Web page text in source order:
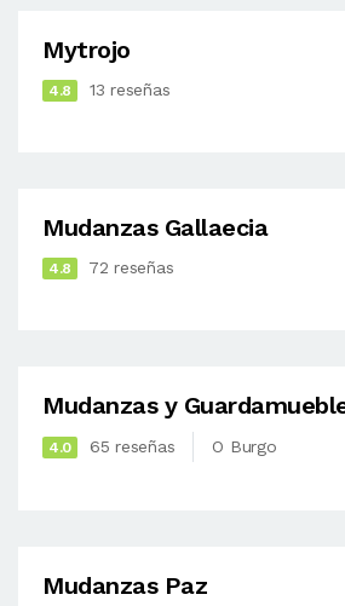
Mytrojo
4.8 13 reseñas
Mudanzas Gallaecia
4.8 72 reseñas
Mudanzas y
4.0 65 reseñas O Burgo
Mudanzas Paz